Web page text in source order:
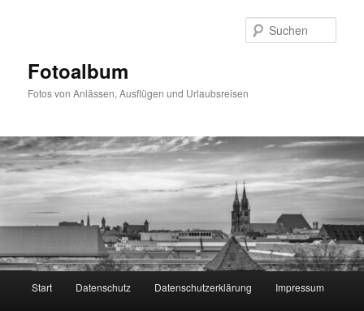
Fotoalbum
Fotos von Anlässen, Ausflügen und Urlaubsreisen
Start Datenschutz Datenschutzerklärung Impressum